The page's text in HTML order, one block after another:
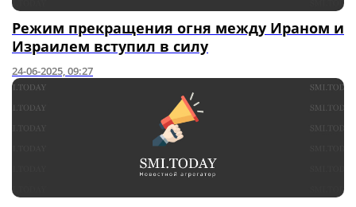
Режим прекращения огня между Ираном и
Израилем вступил в силу
24-06-2025, 09:27